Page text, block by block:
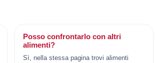
Posso confrontarlo con altri
alimenti?
Sì, nella stessa pagina trovi alimenti